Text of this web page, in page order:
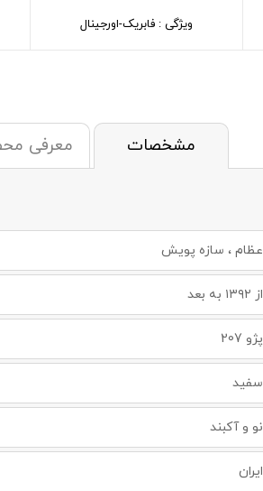
ویژگی : فابریک-اورجینال
مشخصات معرفی
عظام ، سازه پویش
از ۱۳۹۲ به بعد
پژو 207
سفید
نو و آکبند
ایران